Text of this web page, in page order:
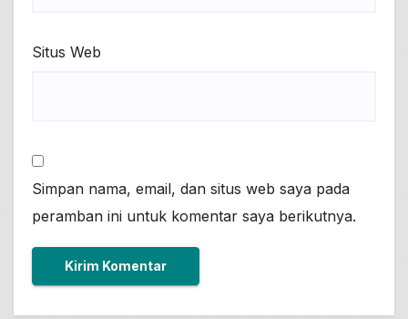
Situs Web
Simpan nama, email, dan situs web saya pada
peramban ini untuk komentar saya berikutnya.